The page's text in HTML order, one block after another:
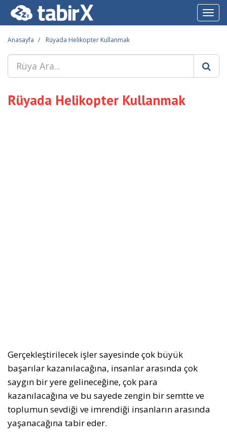
Anasayfa Rüyada Helikopter Kullanmak
Rüyada Helikopter Kullanmak
Gerçekleştirilecek işler sayesinde çok büyük
başarılar kazanılacağına, insanlar arasında çok
saygın bir yere gelineceğine, çok para
kazanılacağına ve bu sayede zengin bir semtte ve
toplumun sevdiği ve imrendiği insanların arasında
yaşanacağına tabir eder.